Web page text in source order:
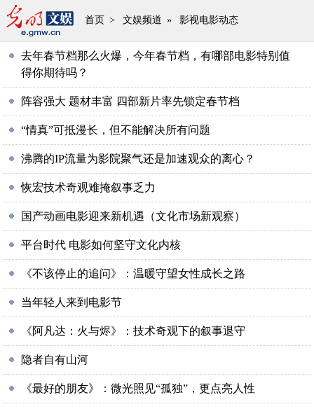
首页 > 文娱频道 » 影视电影动态
去年春节档那么火爆，今年春节档，有哪部电影特别值
得你期待吗？
阵容强大 题材丰富 四部新片率先锁定春节档
“情真”可抵漫长，但不能解决所有问题
沸腾的IP流量为影院聚气还是加速观众的离心？
恢宏技术奇观难掩叙事乏力
国产动画电影迎来新机遇（文化市场新观察）
平台时代 电影如何坚守文化内核
《不该停止的追问》：温暖守望女性成长之路
当年轻人来到电影节
《阿凡达：火与烬》：技术奇观下的叙事退守
隐者自有山河
《最好的朋友》：微光照见“孤独”，更点亮人性